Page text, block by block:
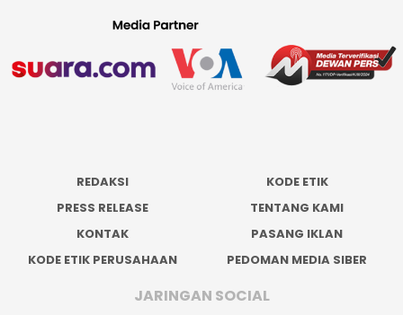
REDAKSI
KODE ETIK
PRESS RELEASE
TENTANG KAMI
KONTAK
PASANG IKLAN
KODE ETIK PERUSAHAAN
PEDOMAN MEDIA SIBER
JARINGAN SOCIAL